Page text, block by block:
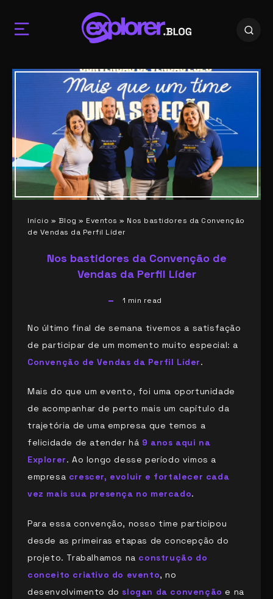
Início » Blog » Eventos » Nos bastidores da Convenção
de Vendas da Perfil Líder
Nos bastidores da Convenção de
Vendas da Perfil Líder
1 min read
No último final de semana tivemos a satisfação
de participar de um momento muito especial: a
Convenção de Vendas da Perfil Líder.
Mais do que um evento, foi uma oportunidade
de acompanhar de perto mais um capítulo da
trajetória de uma empresa que temos a
felicidade de atender há 9 anos aqui na
Explorer. Ao longo desse período vimos a
empresa crescer, evoluir e fortalecer cada
vez mais sua presença no mercado.
Para essa convenção, nosso time participou
desde as primeiras etapas de concepção do
projeto. Trabalhamos na construção do
conceito criativo do evento, no
desenvolvimento do slogan da convenção e na